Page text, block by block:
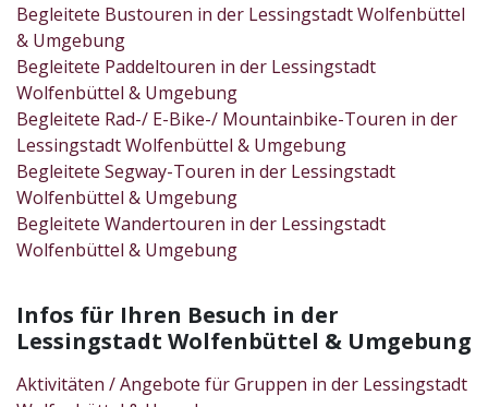
Begleitete Bustouren in der Lessingstadt Wolfenbüttel
& Umgebung
Begleitete Paddeltouren in der Lessingstadt
Wolfenbüttel & Umgebung
Begleitete Rad-/ E-Bike-/ Mountainbike-Touren in der
Lessingstadt Wolfenbüttel & Umgebung
Begleitete Segway-Touren in der Lessingstadt
Wolfenbüttel & Umgebung
Begleitete Wandertouren in der Lessingstadt
Wolfenbüttel & Umgebung
Infos für Ihren Besuch in der
Lessingstadt Wolfenbüttel & Umgebung
Aktivitäten / Angebote für Gruppen in der Lessingstadt